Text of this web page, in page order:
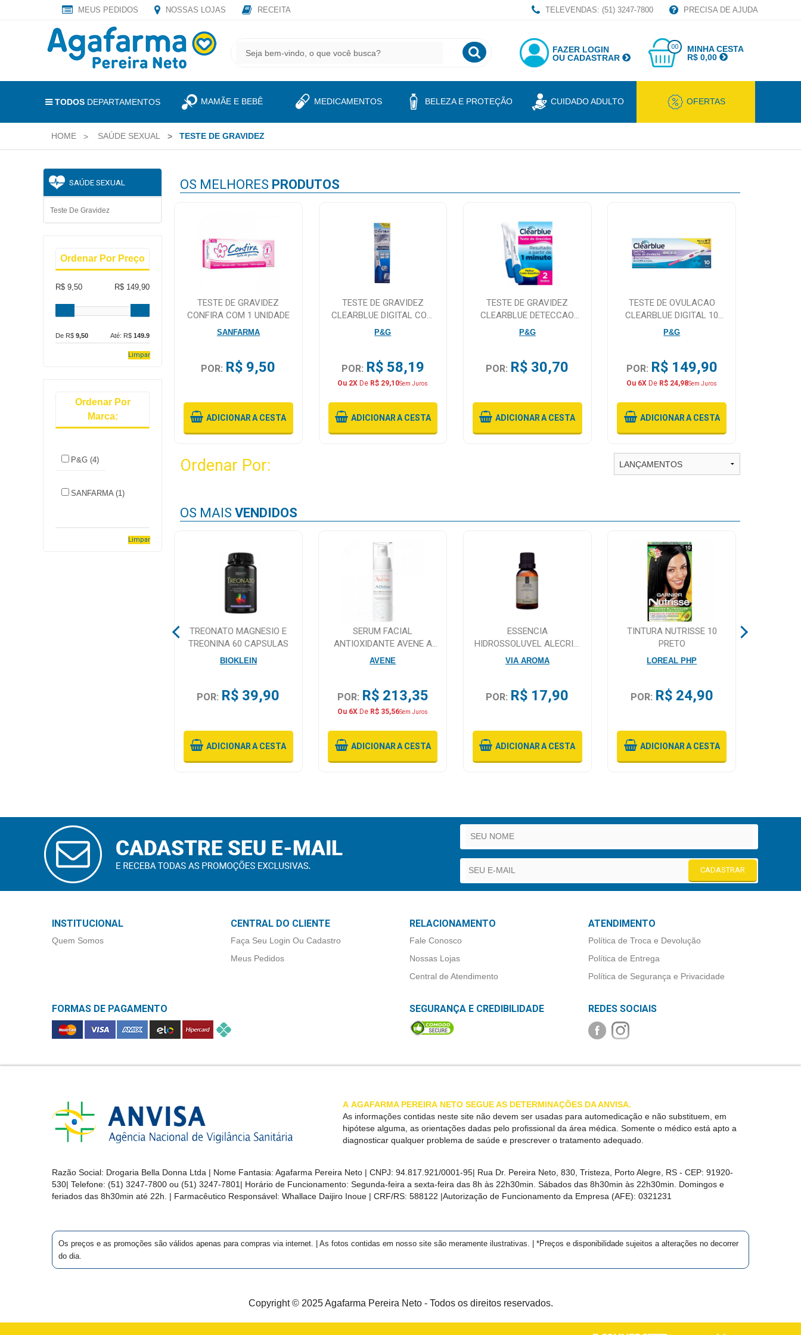
LOGIN
DEPARTAMENTOS
Dermocosméticos
PROMOÇÕES
OFERTAS
LOCALIZAÇÃO
ATENDIMENTO
LOJAS
MEUS PEDIDOS NOSSAS LOJAS RECEITA TELEVENDAS: (51) 3247-7800 PRECISA DE AJUDA
FAZER LOGIN
OU CADASTRAR
00
MINHA CESTA
R$ 0,00
TODOS DEPARTAMENTOS MAMÃE E BEBÊ MEDICAMENTOS BELEZA E PROTEÇÃO CUIDADO ADULTO OFERTAS
HOME SAÚDE SEXUAL TESTE DE GRAVIDEZ
SAÚDE SEXUAL
Teste De Gravidez
Ordenar Por Preço
R$ 9,50 R$ 149,90
De R$ 9,50 Até: R$ 149.9
Limpar
Ordenar Por
Marca:
P&G (4)
SANFARMA (1)
Limpar
OS MELHORES PRODUTOS
TESTE DE GRAVIDEZ
CONFIRA COM 1 UNIDADE
SANFARMA
POR: R$ 9,50
ADICIONAR A CESTA
TESTE DE GRAVIDEZ
CLEARBLUE DIGITAL COM
INDICADOR DE SEMANAS
P&G
POR: R$ 58,19
Ou 2X De R$ 29,10Sem Juros
ADICIONARA CESTA
TESTE DE GRAVIDEZ
CLEARBLUE DETECCAO
RAPIDA 2 UNIDADES
P&G
POR: R$ 30,70
ADICIONAR A CESTA
TESTE DE OVULACAO
CLEARBLUE DIGITAL 10
TESTES
P&G
POR: R$ 149,90
Ou 6X De R$ 24,98Sem Juros
ADICIONARA CESTA
Ordenar Por:
OS MAIS VENDIDOS
TREONATO MAGNESIO E
TREONINA 60 CAPSULAS
BIOKLEIN
POR: R$ 39,90
ADICIONARA CESTA
SERUM FACIAL
ANTIOXIDANTE AVENE A
OXITIVE 30ML
AVENE
POR: R$ 213,35
Ou 6X De R$ 35,56Sem Juros
ADICIONARA CESTA
ESSENCIA
HIDROSSOLUVEL ALECRIM
SILVESTRE VIA AROMA
VIA AROMA
POR: R$ 17,90
ADICIONARA CESTA
TINTURA NUTRISSE 10
PRETO
LOREAL PHP
POR: R$ 24,90
ADICIONARA CESTA
CADASTRE
SEU
MAIL
E
AS
CADASTRAR
E-MAIL
CADASTRAR
INSTITUCIONAL
Quem Somos
CENTRAL DO CLIENTE
Faça Seu Login Ou Cadastro
Meus Pedidos
RELACIONAMENTO
Fale Conosco
Nossas Lojas
Central de Atendimento
ATENDIMENTO
Política de Troca e Devolução
Política de Entrega
Política de Segurança e Privacidade
FORMAS DE PAGAMENTO SEGURANÇA E CREDIBILIDADE REDES SOCIAIS
A AGAFARMA PEREIRANETO SEGUE AS DETERMINAÇÕES DA ANVISA.
As informações contidas neste site não devem ser usadas para automedicação e não substituem, em
hipótese alguma, as orientações dadas pelo profissional da área médica. Somente o médico está apto a
diagnosticar qualquer problema de saúde e prescrever o tratamento adequado.
Razão Social: Drogaria Bella Donna Ltda | Nome Fantasia: Agafarma Pereira Neto | CNPJ: 94.817.921/0001-95| Rua Dr. Pereira Neto, 830, Tristeza, Porto Alegre, RS - CEP: 91920-
530| Telefone: (51) 3247-7800 ou (51) 3247-7801 | Horário de Funcionamento: Segunda-feira a sexta-feira das 8h às 22h30min. Sábados das 8h30min às 22h30min. Domingos e
feriados das 8h30min até 22h. | Farmacêutico Responsável: Whallace Daijiro Inoue | CRF/RS: 588122 |Autorização de Funcionamento da Empresa (AFE): 0321231
Os preços e as promoções são válidos apenas para compras via internet. | As fotos contidas em nosso site são meramente ilustrativas. | *Preços e disponibilidade sujeitos a alterações no decorrer
do dia.
Copyright © 2025 Agafarma Pereira Neto - Todos os direitos reservados.